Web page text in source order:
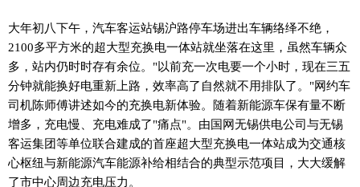
大年初八下午，汽车客运站锡沪路停车场进出车辆络绎不绝，
2100多平方米的超大型充换电一体站就坐落在这里，虽然车辆众
多，站内仍时时存有余位。"以前充一次电要一个小时，现在三五
分钟就能换好电重新上路，效率高了自然就不用排队了。"网约车
司机陈师傅讲述如今的充换电新体验。随着新能源车保有量不断
增多，充电慢、充电难成了"痛点"。由国网无锡供电公司与无锡
客运集团等单位联合建成的首座超大型充换电一体站成为交通核
心枢纽与新能源汽车能源补给相结合的典型示范项目，大大缓解
了市中心周边充电压力。